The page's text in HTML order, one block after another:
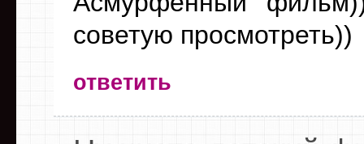
советую просмотреть))
ответить